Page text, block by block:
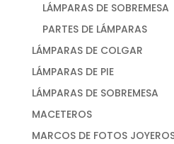
LÁMPARAS DE SOBREMESA
PARTES DE LÁMPARAS
LÁMPARAS DE COLGAR
LÁMPARAS DE PIE
LÁMPARAS DE SOBREMESA
MACETEROS
MARCOS DE FOTOS